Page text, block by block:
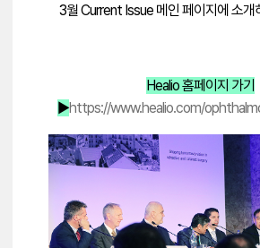
3월 Current Issue 메인 페이지에 소개
Healio 홈페이지 가기
▶https://www.healio.com/